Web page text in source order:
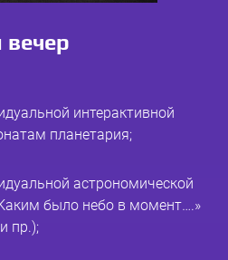
вечер
интерактивной
планетария;
астрономической
было небо в момент….»
пр.);